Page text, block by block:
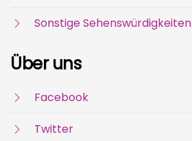
Sonstige Sehenswürdigkeiten
Über uns
Facebook
Twitter